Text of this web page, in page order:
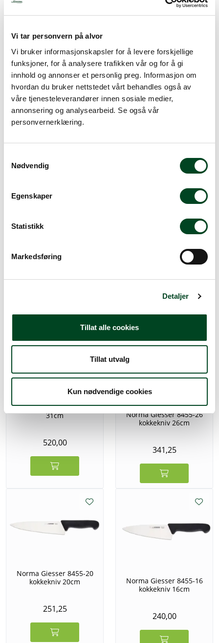
Vi tar personvern på alvor
Vi bruker informasjonskapsler for å levere forskjellige
funksjoner, for å analysere trafikken vår og for å gi
innhold og annonser et personlig preg. Informasjon om
hvordan du bruker nettstedet vårt behandles også av
våre tjenesteleverandører innen sosiale medier,
annonsering og analysearbeid. Se også vår
personvernerklæring.
Nødvendig
Egenskaper
Statistikk
Markedsføring
Detaljer
Tillat alle cookies
Tillat utvalg
Kun nødvendige cookies
kniven i en knivblokk eller på magnetlist. Knivene bør
ikke oppbevares i en knivskuff sammen med andre
gjenstander som kan skade eggen.
Slipeguide
Gi din gamle kniv nytt liv! Slik får du kniven skarp igjen.
Mer info
Giesser 8455-20 kokkekniv
Giesser 8455-20 kokkekniv
315,00
Giesser 8455-31 kokkekniv
31cm
520,00
Norma Giesser 8455-26
kokkekniv 26cm
341,25
Norma Giesser 8455-20
kokkekniv 20cm
251,25
Norma Giesser 8455-16
kokkekniv 16cm
240,00